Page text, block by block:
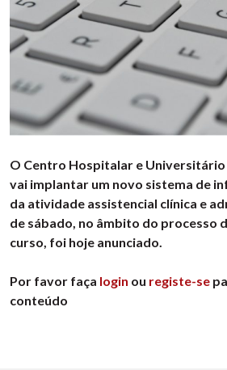
O Centro Hospitalar e Universitário
vai implantar um novo sistema de
da atividade assistencial clínica e
de sábado, no âmbito do processo
curso, foi hoje anunciado.
Por favor faça login ou registe-se
conteúdo